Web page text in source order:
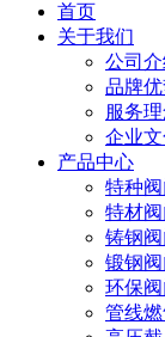
首页
关于我们
公司
品牌
服务
企业
产品中心
特种阀
特材阀
铸钢阀
锻钢阀
环保阀
管线燃